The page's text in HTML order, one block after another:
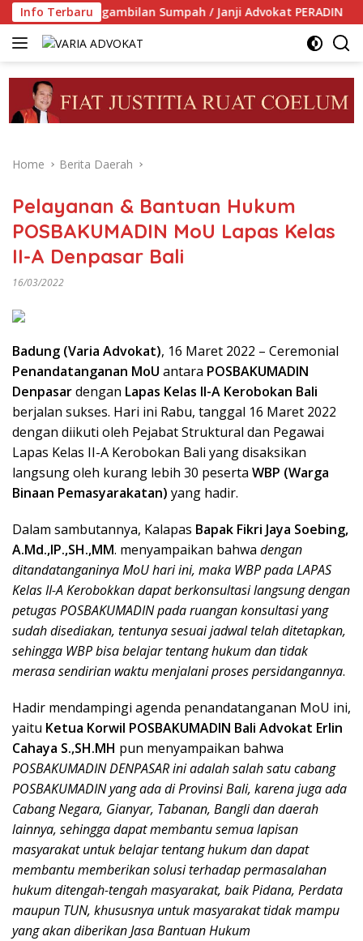
Skip
to
content
Info Terbaru
Pengambilan Sumpah / Janji Advokat PERADIN
Home Berita Daerah
Pelayanan & Bantuan Hukum
POSBAKUMADIN MoU Lapas Kelas
II-A Denpasar Bali
16/03/2022
Badung (Varia Advokat), 16 Maret 2022 – Ceremonial
Penandatanganan MoU antara POSBAKUMADIN
Denpasardengan Lapas Kelas II-A Kerobokan Bali
berjalan sukses. Hari ini Rabu, tanggal 16 Maret 2022
dengan diikuti oleh Pejabat Struktural dan Pegawai
Lapas Kelas II-A Kerobokan Bali yang disaksikan
langsung oleh kurang lebih 30 peserta WBP (Warga
Binaan Pemasyarakatan) yang hadir.
Dalam sambutannya, Kalapas Bapak Fikri Jaya Soebing,
A.Md.,IP.,SH.,MM. menyampaikan bahwa dengan
ditandatanganinya MoU hari ini, maka WBP pada LAPAS
Kelas II-A Kerobokkan dapat berkonsultasi langsung dengan
petugas POSBAKUMADIN pada ruangan konsultasi yang
sudah disediakan, tentunya sesuai jadwal telah ditetapkan,
sehingga WBP bisa belajar tentang hukum dan tidak
merasa sendirian waktu menjalani proses persidangannya.
Hadir mendampingi agenda penandatanganan MoU ini,
yaitu Ketua Korwil POSBAKUMADIN Bali Advokat Erlin
Cahaya S.,SH.MH pun menyampaikan bahwa
POSBAKUMADIN DENPASAR ini adalah salah satu cabang
POSBAKUMADIN yang ada di Provinsi Bali, karena juga ada
Cabang Negara, Gianyar, Tabanan, Bangli dan daerah
lainnya, sehingga dapat membantu semua lapisan
masyarakat untuk belajar tentang hukum dan dapat
membantu memberikan solusi terhadap permasalahan
hukum ditengah-tengah masyarakat, baik Pidana, Perdata
maupun TUN, khususnya untuk masyarakat tidak mampu
yang akan diberikan Jasa Bantuan Hukum